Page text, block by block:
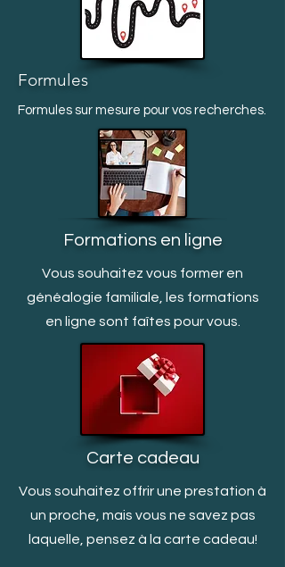
Formules
Formules sur mesure pour vos recherches.
Formations en ligne
Vous souhaitez vous former en
généalogie familiale, les formations
en ligne sont faîtes pour vous.
Carte cadeau
Vous souhaitez offrir une prestation à
un proche, mais vous ne savez pas
laquelle, pensez à la carte cadeau!